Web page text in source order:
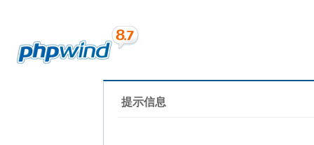
提示信息